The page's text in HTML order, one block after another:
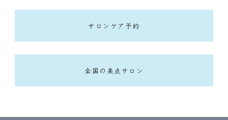
サロンケア予約
全国の美点サロン